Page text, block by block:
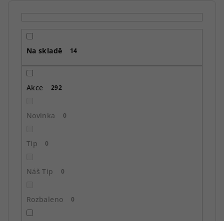
Na skladě 14
Akce 292
Novinka 0
Tip 0
Náš Tip 0
Rozbaleno 0